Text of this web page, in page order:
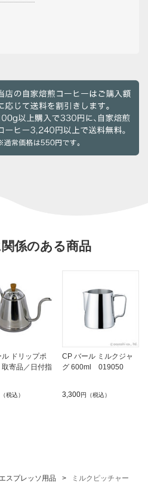
係のある商品
ル ドリップポ
取寄品／日付指
税込）
CP バール ミルクジャ
グ 600ml 019050
3,300円（税込）
エスプレッソ用品 >
ミルクピッチャー